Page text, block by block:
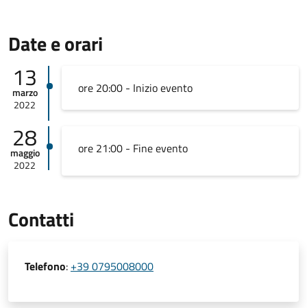
Date e orari
13
marzo
2022
ore 20:00 - Inizio evento
28
maggio
2022
ore 21:00 - Fine evento
Contatti
Telefono: +39 0795008000